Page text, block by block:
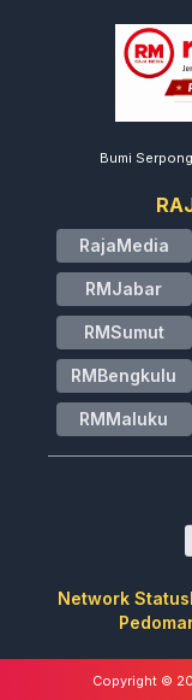
Bumi
RajaMedia
RMJabar
RMSumut
RMBengkulu
RMMaluku
Network Status
Copyright ©